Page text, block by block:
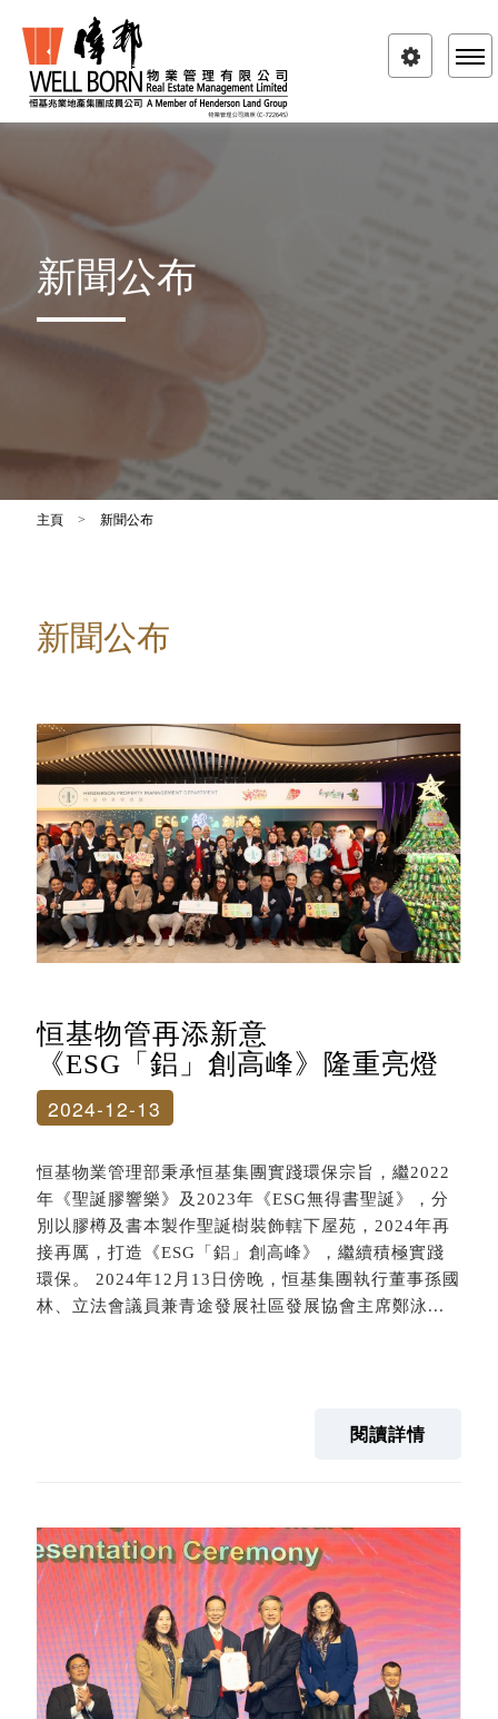
Toggle
新聞公布
主頁 > 新聞公布
新聞公布
恒基物管再添新意
《ESG「鋁」創高峰》隆重亮燈
2024-12-13
恒基物業管理部秉承恒基集團實踐環保宗旨，繼2022
年《聖誕膠響樂》及2023年《ESG無得書聖誕》，分
別以膠樽及書本製作聖誕樹裝飾轄下屋苑，2024年再
接再厲，打造《ESG「鋁」創高峰》，繼續積極實踐
環保。 2024年12月13日傍晚，恒基集團執行董事孫國
林、立法會議員兼青途發展社區發展協會主席鄭泳...
閱讀詳情